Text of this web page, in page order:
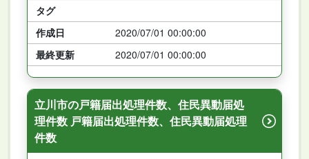
タグ
作成日
2020/07/01 00:00:00
最終更新
2020/07/01 00:00:00
立川市の戸籍届出処理件数、住民異動届処
理件数 戸籍届出処理件数、住民異動届処理
件数